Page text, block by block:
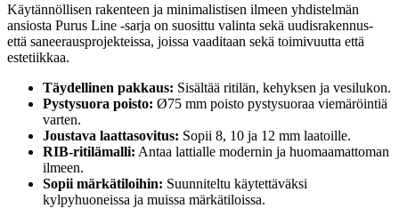
Käytännöllisen rakenteen ja minimalistisen ilmeen yhdistelmän
ansiosta Purus Line -sarja on suosittu valinta sekä uudisrakennus-
että saneerausprojekteissa, joissa vaaditaan sekä toimivuutta että
estetiikkaa.
Täydellinen pakkaus: Sisältää ritilän, kehyksen ja vesilukon.
Pystysuora poisto: Ø75 mm poisto pystysuoraa viemäröintiä
varten.
Joustava laattasovitus: Sopii 8, 10 ja 12 mm laatoille.
RIB-ritilämalli: Antaa lattialle modernin ja huomaamattoman
ilmeen.
Sopii märkätiloihin: Suunniteltu käytettäväksi
kylpyhuoneissa ja muissa märkätiloissa.